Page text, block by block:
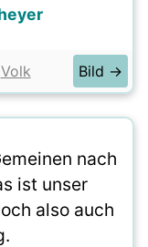
Volk Bild →
nach
ist unser
also auch